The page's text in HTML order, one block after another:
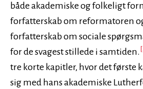
både akademiske og folkeligt
forfatterskab om reformatoren
forfatterskab om sociale
for de svagest stillede i samtiden.
tre korte kapitler, hvor det første
sig med hans akademiske